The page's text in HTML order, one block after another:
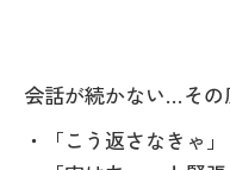
会話が続かない…その
・「こう返さなきゃ